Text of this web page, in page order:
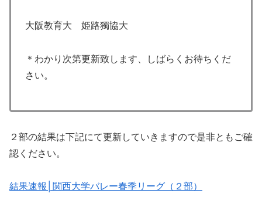
大阪教育大 姫路獨協大
＊わかり次第更新致します、しばらくお待ちくだ
さい。
２部の結果は下記にて更新していきますので是非ともご確
認ください。
結果速報│関西大学バレー春季リーグ（２部）